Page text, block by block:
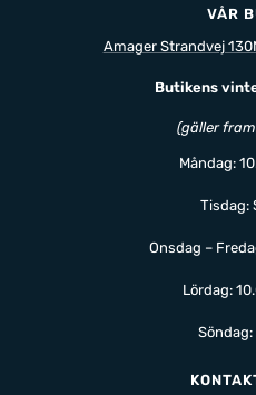
VÅR
Amager Strandvej
Butikens
(gäller
Måndag:
Tisdag:
Onsdag –
Lördag: